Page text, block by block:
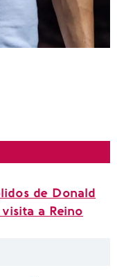
de Donald
a Reino